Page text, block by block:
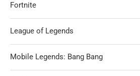
Fortnite
League of Legends
Mobile Legends: Bang Bang